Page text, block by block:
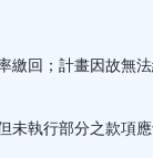
繳回；計畫因故無
未執行部分之款項